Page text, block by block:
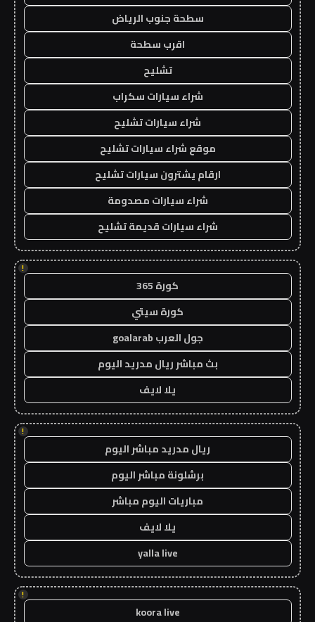
سطحة جنوب الرياض
اقرب سطحة
تشليح
شراء سيارات سكراب
شراء سيارات تشليح
موقع شراء سيارات تشليح
ارقام يشترون سيارات تشليح
شراء سيارات مصدومة
شراء سيارات قديمة تشليح
!
كورة 365
كورة سيتي
جول العرب goalarab
بث مباشر ريال مدريد اليوم
يلا لايف
!
ريال مدريد مباشر اليوم
برشلونة مباشر اليوم
مباريات اليوم مباشر
يلا لايف
yalla live
!
koora live